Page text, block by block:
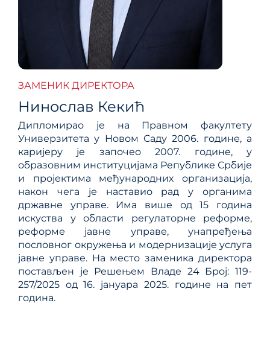
ЗАМЕНИК ДИРЕКТОРА
Нинослав Кекић
Дипломирао је на Правном факултету
Универзитета у Новом Саду 2006. године, а
каријеру је започео 2007. године, у
образовним институцијама Републике Србије
и пројектима међународних организација,
након чега је наставио рад у органима
државне управе. Има више од 15 година
искуства у области регулаторне реформе,
реформе јавне управе, унапређења
пословног окружења и модернизације услуга
јавне управе. На место заменика директора
постављен је Решењем Владе 24 Број: 119-
257/2025 од 16. јануара 2025. године на пет
година.